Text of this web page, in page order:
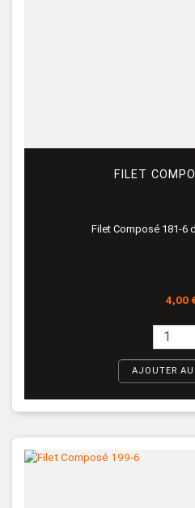
FILET
Filet Composé 181-6
Prix
4,00
AJOUTER AU